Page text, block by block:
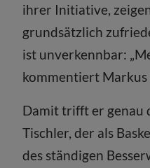
ihrer Initiative,
grundsätzlich
ist unverkennbar:
kommentiert Markus
Damit trifft er genau
Tischler, der als
des ständigen